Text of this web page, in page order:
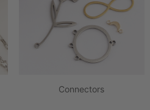
Connectors